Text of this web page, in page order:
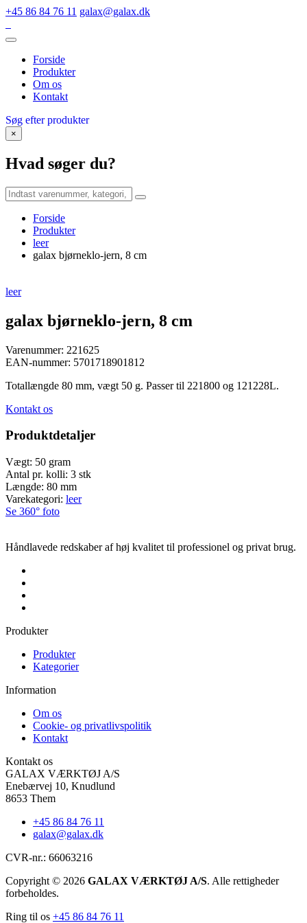
+45 86 84 76 11 galax@galax.dk
Forside
Produkter
Om os
Kontakt
Søg efter produkter
×
Hvad søger du?
Forside
Produkter
leer
galax bjørneklo-jern, 8 cm
leer
galax bjørneklo-jern, 8 cm
Varenummer: 221625
EAN-nummer: 5701718901812
Totallængde 80 mm, vægt 50 g. Passer til 221800 og 121228L.
Kontakt os
Produktdetaljer
Vægt: 50 gram
Antal pr. kolli: 3 stk
Længde: 80 mm
Varekategori: leer
Se 360° foto
Håndlavede redskaber af høj kvalitet til professionel og privat brug.
Produkter
Produkter
Kategorier
Information
Om os
Cookie- og privatlivspolitik
Kontakt
Kontakt os
GALAX VÆRKTØJ A/S
Enebærvej 10, Knudlund
8653 Them
+45 86 84 76 11
galax@galax.dk
CVR-nr.: 66063216
Copyright © 2026 GALAX VÆRKTØJ A/S. Alle rettigheder
forbeholdes.
Ring til os +45 86 84 76 11